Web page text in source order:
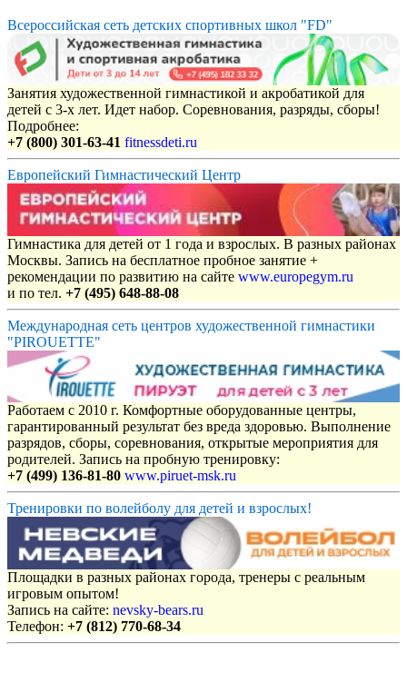
Всероссийская сеть детских спортивных школ "FD"
Занятия художественной гимнастикой и акробатикой для
детей с 3-х лет. Идет набор. Соревнования, разряды, сборы!
Подробнее:
+7 (800) 301-63-41 fitnessdeti.ru
Европейский Гимнастический Центр
Гимнастика для детей от 1 года и взрослых. В разных районах
Москвы. Запись на бесплатное пробное занятие +
рекомендации по развитию на сайте www.europegym.ru
и по тел. +7 (495) 648-88-08
Международная сеть центров художественной гимнастики
"PIROUETTE"
Работаем с 2010 г. Комфортные оборудованные центры,
гарантированный результат без вреда здоровью. Выполнение
разрядов, сборы, соревнования, открытые мероприятия для
родителей. Запись на пробную тренировку:
+7 (499) 136-81-80 www.piruet-msk.ru
Тренировки по волейболу для детей и взрослых!
Площадки в разных районах города, тренеры с реальным
игровым опытом!
Запись на сайте: nevsky-bears.ru
Телефон: +7 (812) 770-68-34